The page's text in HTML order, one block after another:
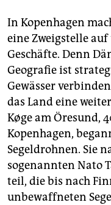
In Kopenhagen
eine Zweigstelle
Geschäfte. Denn
Geografie ist
Gewässer
das Land eine
Køge am Öresund,
Kopenhagen,
Segeldrohnen. Sie
sogenannten Nato
teil, die bis nach
unbewaffneten